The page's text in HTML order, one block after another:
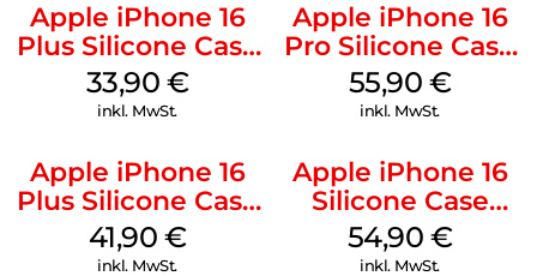
Apple iPhone 16
Plus Silicone Case
MagSafe Lake
Green
33,90 €
inkl. MwSt.
Apple iPhone 16
Pro Silicone Case
MagSafe Stone
Gray
55,90 €
inkl. MwSt.
Apple iPhone 16
Plus Silicone Case
MagSafe Stone
Gray
41,90 €
inkl. MwSt.
Apple iPhone 16
Silicone Case
MagSafe Black
54,90 €
inkl. MwSt.